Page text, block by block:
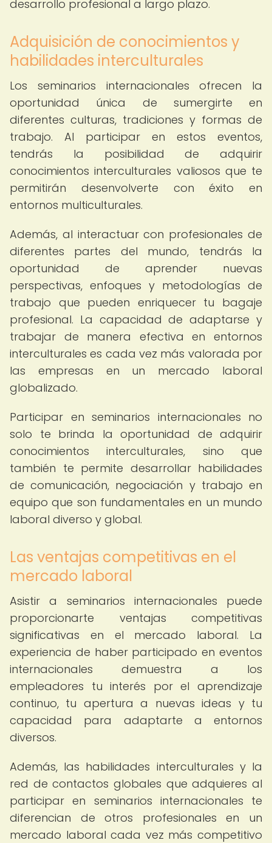
desarrollo profesional a largo plazo.
Adquisición de conocimientos y
habilidades interculturales
Los seminarios internacionales ofrecen la
oportunidad única de sumergirte en
diferentes culturas, tradiciones y formas de
trabajo. Al participar en estos eventos,
tendrás la posibilidad de adquirir
conocimientos interculturales valiosos que te
permitirán desenvolverte con éxito en
entornos multiculturales.
Además, al interactuar con profesionales de
diferentes partes del mundo, tendrás la
oportunidad de aprender nuevas
perspectivas, enfoques y metodologías de
trabajo que pueden enriquecer tu bagaje
profesional. La capacidad de adaptarse y
trabajar de manera efectiva en entornos
interculturales es cada vez más valorada por
las empresas en un mercado laboral
globalizado.
Participar en seminarios internacionales no
solo te brinda la oportunidad de adquirir
conocimientos interculturales, sino que
también te permite desarrollar habilidades
de comunicación, negociación y trabajo en
equipo que son fundamentales en un mundo
laboral diverso y global.
Las ventajas competitivas en el
mercado laboral
Asistir a seminarios internacionales puede
proporcionarte ventajas competitivas
significativas en el mercado laboral. La
experiencia de haber participado en eventos
internacionales demuestra a los
empleadores tu interés por el aprendizaje
continuo, tu apertura a nuevas ideas y tu
capacidad para adaptarte a entornos
diversos.
Además, las habilidades interculturales y la
red de contactos globales que adquieres al
participar en seminarios internacionales te
diferencian de otros profesionales en un
mercado laboral cada vez más competitivo